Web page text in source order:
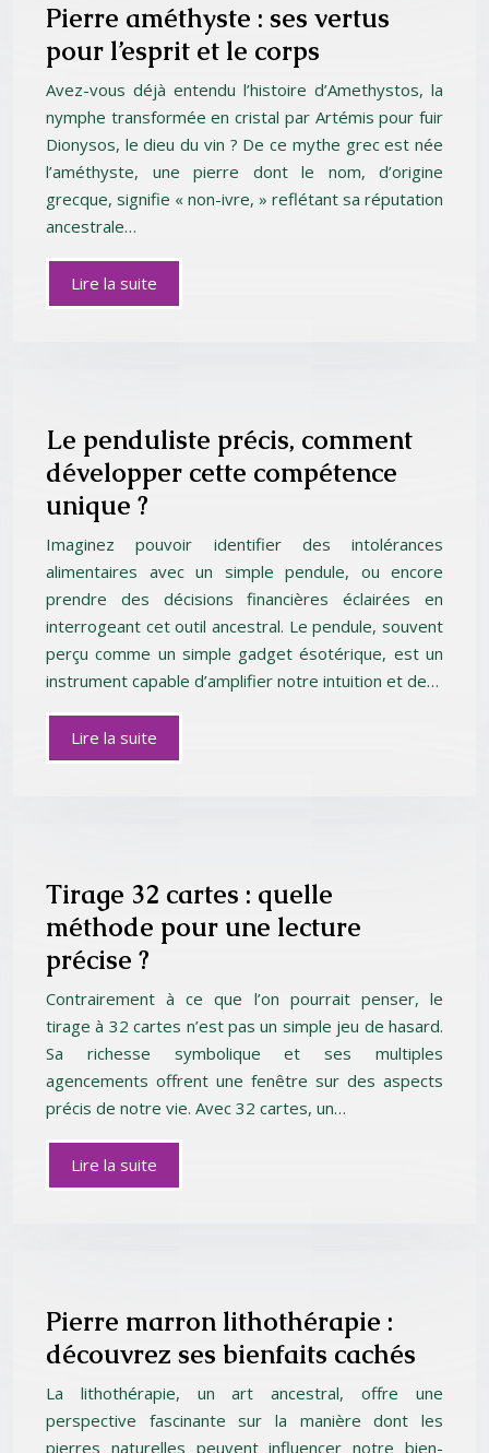
Pierre améthyste : ses vertus
pour l’esprit et le corps
Avez-vous déjà entendu l’histoire d’Amethystos, la
nymphe transformée en cristal par Artémis pour fuir
Dionysos, le dieu du vin ? De ce mythe grec est née
l’améthyste, une pierre dont le nom, d’origine
grecque, signifie « non-ivre, » reflétant sa réputation
ancestrale…
Lire la suite
Le penduliste précis, comment
développer cette compétence
unique ?
Imaginez pouvoir identifier des intolérances
alimentaires avec un simple pendule, ou encore
prendre des décisions financières éclairées en
interrogeant cet outil ancestral. Le pendule, souvent
perçu comme un simple gadget ésotérique, est un
instrument capable d’amplifier notre intuition et de…
Lire la suite
Tirage 32 cartes : quelle
méthode pour une lecture
précise ?
Contrairement à ce que l’on pourrait penser, le
tirage à 32 cartes n’est pas un simple jeu de hasard.
Sa richesse symbolique et ses multiples
agencements offrent une fenêtre sur des aspects
précis de notre vie. Avec 32 cartes, un…
Lire la suite
Pierre marron lithothérapie :
découvrez ses bienfaits cachés
La lithothérapie, un art ancestral, offre une
perspective fascinante sur la manière dont les
pierres naturelles peuvent influencer notre bien-